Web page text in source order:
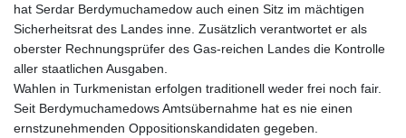
hat Serdar Berdymuchamedow auch einen Sitz im mächtigen
Sicherheitsrat des Landes inne. Zusätzlich verantwortet er als
oberster Rechnungsprüfer des Gas-reichen Landes die Kontrolle
aller staatlichen Ausgaben.
Wahlen in Turkmenistan erfolgen traditionell weder frei noch fair.
Seit Berdymuchamedows Amtsübernahme hat es nie einen
ernstzunehmenden Oppositionskandidaten gegeben.